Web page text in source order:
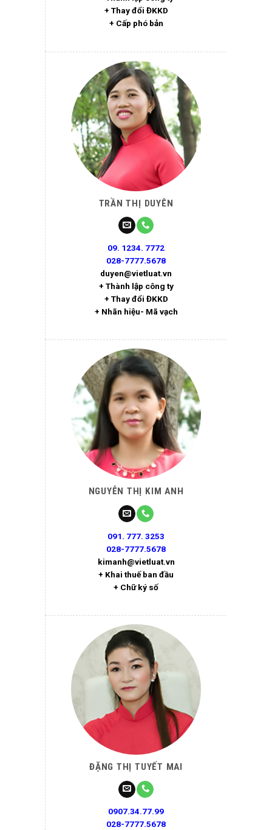
+ Thay đổi ĐKKD
+ Cấp phó bản
TRẦN THỊ DUYÊN
09. 1234. 7772
028-7777.5678
duyen@vietluat.vn
+ Thành lập công ty
+ Thay đổi ĐKKD
+ Nhãn hiệu- Mã vạch
NGUYỄN THỊ KIM ANH
091. 777. 3253
028-7777.5678
kimanh@vietluat.vn
+ Khai thuế ban đầu
+ Chữ ký số
ĐẶNG THỊ TUYẾT MAI
0907.34.77.99
028-7777.5678